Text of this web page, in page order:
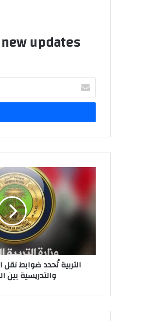
updates!
بريدك
الإلكتروني
ضوابط
الهيئات
المحافظات
التربية تُحدد ضوابط نقل
والتدريسية بين